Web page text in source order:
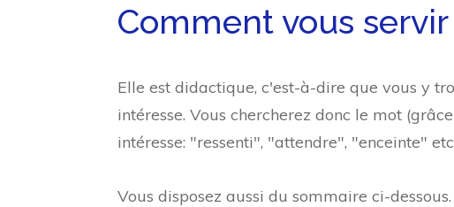
Comment vous
Elle est didactique, c'est-à-dire que vous y
intéresse. Vous chercherez donc le mot
intéresse: "ressenti", "attendre", "enceinte"
Vous disposez aussi du sommaire ci-dessous.